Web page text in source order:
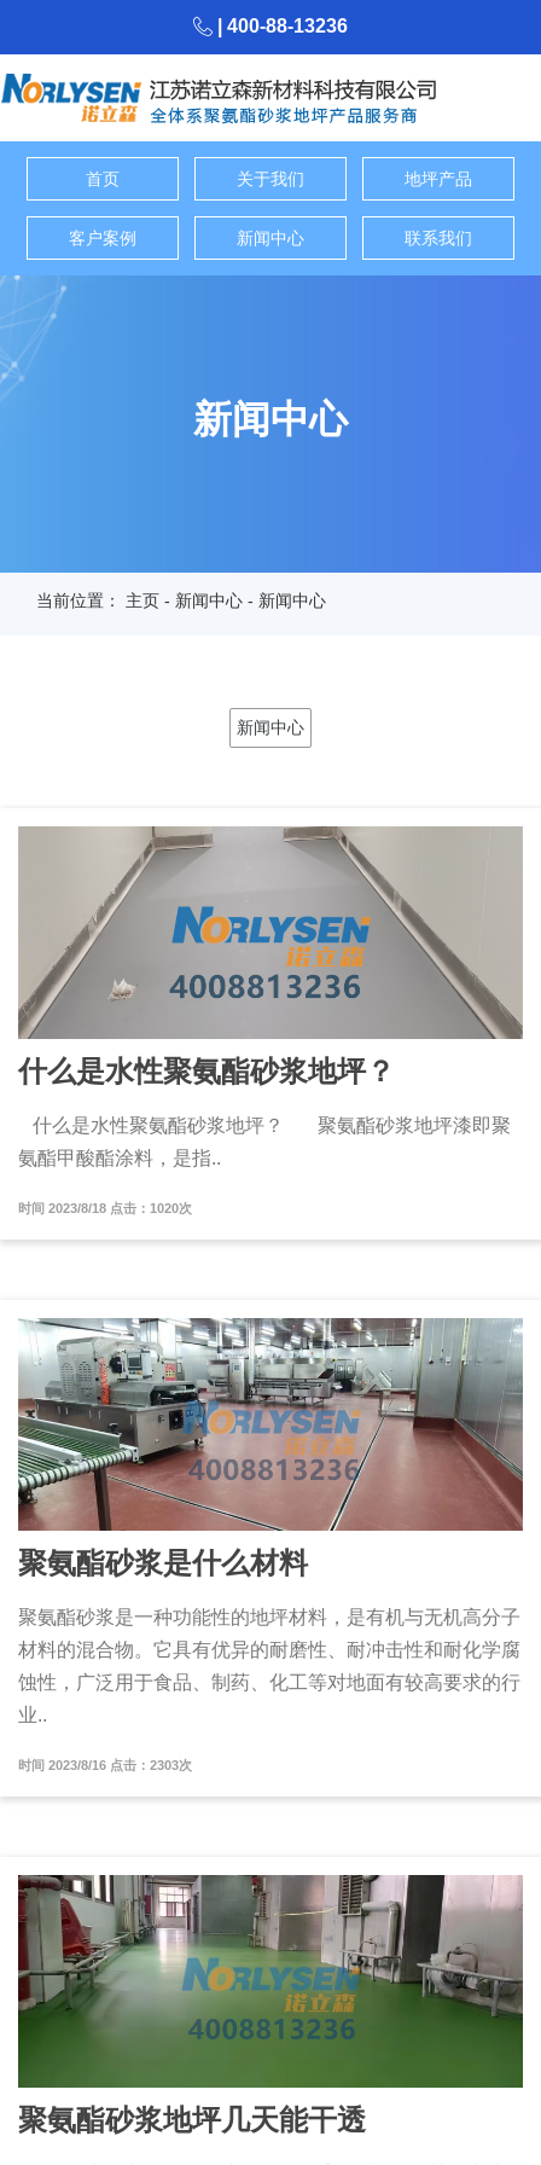
| 400-88-13236
首页 关于我们 地坪产品
客户案例 新闻中心 联系我们
新闻中心
当前位置： 主页 - 新闻中心 - 新闻中心
新闻中心
什么是水性聚氨酯砂浆地坪？
什么是水性聚氨酯砂浆地坪？ 聚氨酯砂浆地坪漆即聚
氨酯甲酸酯涂料，是指..
时间 2023/8/18 点击：1020次
聚氨酯砂浆是什么材料
聚氨酯砂浆是一种功能性的地坪材料，是有机与无机高分子
材料的混合物。它具有优异的耐磨性、耐冲击性和耐化学腐
蚀性，广泛用于食品、制药、化工等对地面有较高要求的行
业..
时间 2023/8/16 点击：2303次
聚氨酯砂浆地坪几天能干透